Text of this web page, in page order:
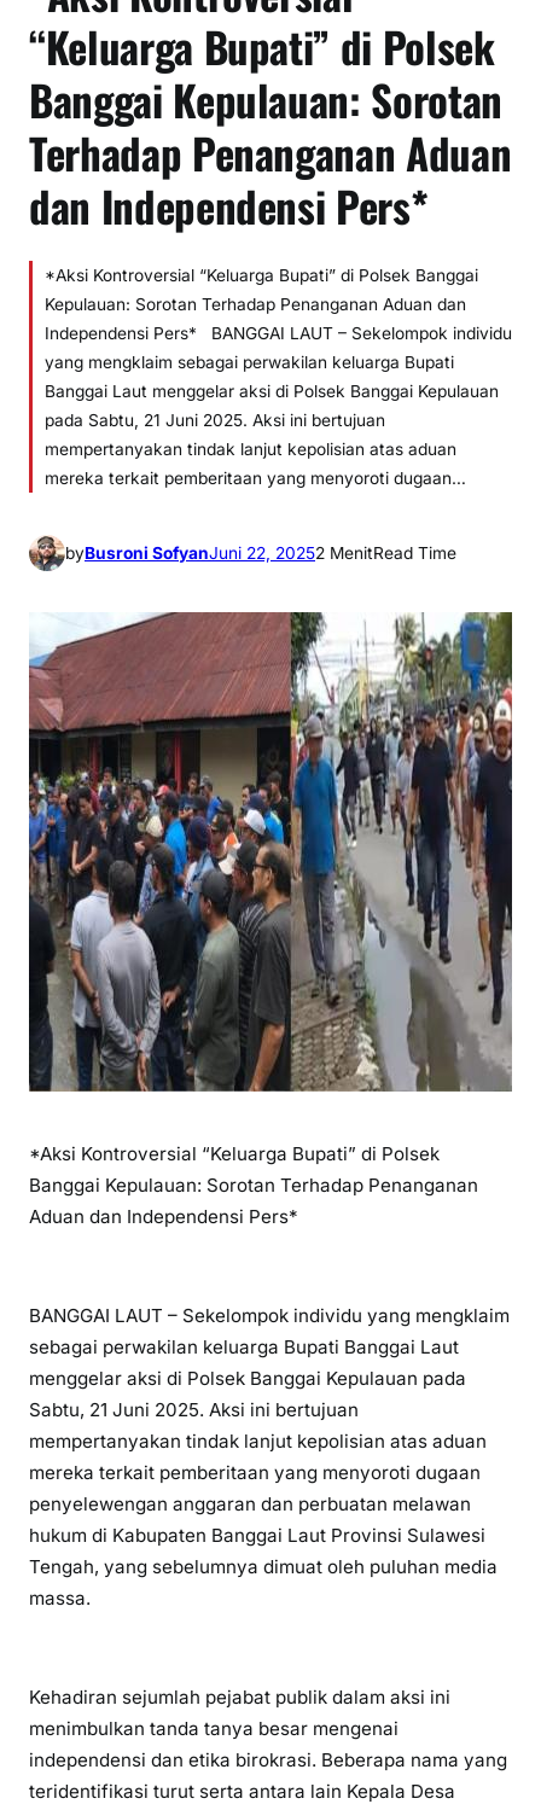
“Keluarga Bupati” di Polsek
Banggai Kepulauan: Sorotan
Terhadap Penanganan Aduan
dan Independensi Pers*
*Aksi Kontroversial “Keluarga Bupati” di Polsek Banggai
Kepulauan: Sorotan Terhadap Penanganan Aduan dan
Independensi Pers* BANGGAI LAUT – Sekelompok individu
yang mengklaim sebagai perwakilan keluarga Bupati
Banggai Laut menggelar aksi di Polsek Banggai Kepulauan
pada Sabtu, 21 Juni 2025. Aksi ini bertujuan
mempertanyakan tindak lanjut kepolisian atas aduan
mereka terkait pemberitaan yang menyoroti dugaan…
byBusroni SofyanJuni 22, 20252 MenitRead Time
*Aksi Kontroversial “Keluarga Bupati” di Polsek
Banggai Kepulauan: Sorotan Terhadap Penanganan
Aduan dan Independensi Pers*
BANGGAI LAUT – Sekelompok individu yang mengklaim
sebagai perwakilan keluarga Bupati Banggai Laut
menggelar aksi di Polsek Banggai Kepulauan pada
Sabtu, 21 Juni 2025. Aksi ini bertujuan
mempertanyakan tindak lanjut kepolisian atas aduan
mereka terkait pemberitaan yang menyoroti dugaan
penyelewengan anggaran dan perbuatan melawan
hukum di Kabupaten Banggai Laut Provinsi Sulawesi
Tengah, yang sebelumnya dimuat oleh puluhan media
massa.
Kehadiran sejumlah pejabat publik dalam aksi ini
menimbulkan tanda tanya besar mengenai
independensi dan etika birokrasi. Beberapa nama yang
teridentifikasi turut serta antara lain Kepala Desa